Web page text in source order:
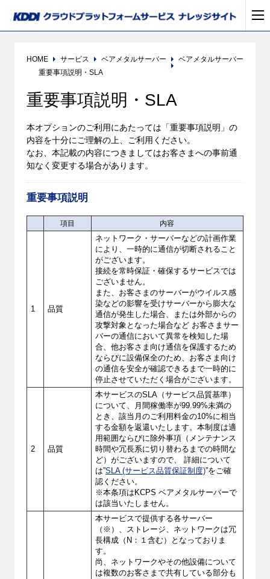
HOME サービス ベアメタルサーバー
ベアメタルサーバー
重要事項説明・SLA
重要事項説明・SLA
本オプションのご利用にあたっては「重要事項説明」の
内容を十分にご理解の上、ご利用ください。
なお、本記載の内容につきましてはお客さまへの事前通
知なく変更する場合があります。
重要事項説明
項目 内容
1 品質
ネットワーク・サーバーなどの計画作業
により、一時的に通信が切断されること
がございます。
接続を常時保証・確保するサービスでは
ございません。
また、お客さまのサーバーがウイルス感
染などの影響を受けサーバーから膨大な
通信が発生した場合、または外部からの
攻撃対象となった場合など お客さまサー
バーの通信において異常を検知した場
合、他お客さま向け通信を保護するため
ならびに設備保全のため、お客さま向け
の通信を安全が確認できるまで一時的に
停止させていただく場合がございます。
2 品質
本サービスのSLA（サービス品質基準）
について、月間稼働率が99.99%未満の
とき、該当月のご利用料金の10%に相当
する金額を返還いたします。本制度は適
用範囲ならびに除外事項（メンテナンス
時間や冗長系に切り替わるまでの時間な
ど）がございますので、 詳細について
は”SLA (サービス品質保証制度)”をご確
認ください。
※本条項はKCPS ベアメタルサーバーで
は該当いたしません。
本サービスで提供する各サーバー
（※）、ストレージ、ネットワークは冗
長構成（N：１含む）となっておりま
す。
尚、ネットワークやその他設備について
は複数のお客さまで共有している部分も